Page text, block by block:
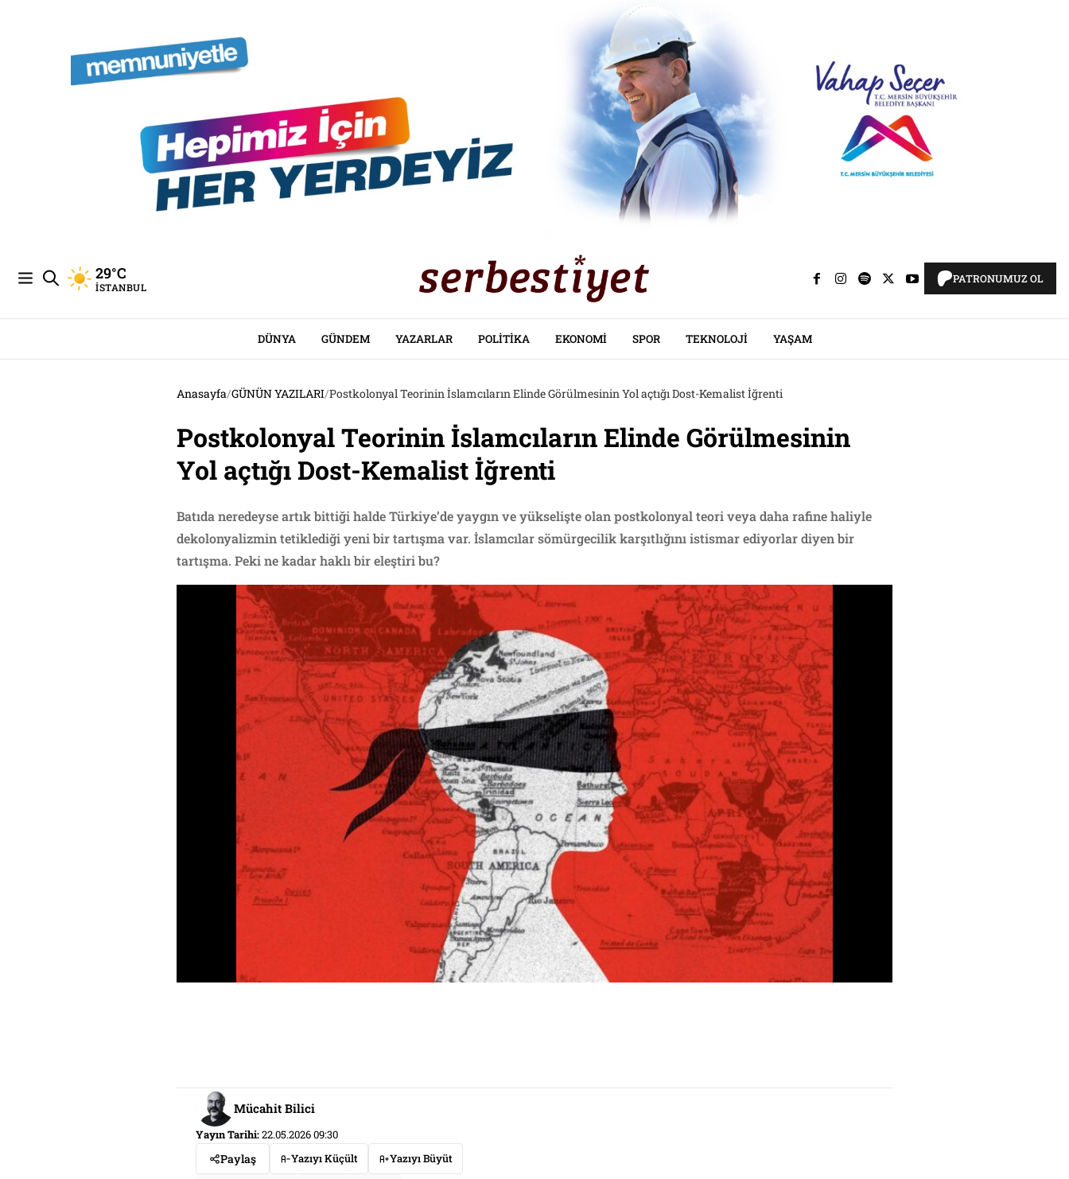
29°C
İSTANBUL
PATRONUMUZ OL
DÜNYA GÜNDEM YAZARLAR POLITIKA EKONOMI SPOR TEKNOLOJI YAŞAM
Anasayfa/GÜNÜN YAZILARI/Postkolonyal Teorinin İslamcıların Elinde Görülmesinin Yol açtığı Dost-Kemalist İğrenti
Postkolonyal Teorinin İslamcıların Elinde Görülmesinin
Yol açtığı Dost-Kemalist İğrenti
Batıda neredeyse artık bittiği halde Türkiye’de yaygın ve yükselişte olan postkolonyal teori veya daha rafine haliyle
dekolonyalizmin tetiklediği yeni bir tartışma var. İslamcılar sömürgecilik karşıtlığını istismar ediyorlar diyen bir
tartışma. Peki ne kadar haklı bir eleştiri bu?
Mücahit Bilici
Yayın Tarihi:22.05.2026 09:30
Paylaş Yazıyı Küçült
Yazıyı Büyüt